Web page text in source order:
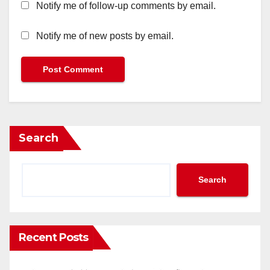
Notify me of follow-up comments by email.
Notify me of new posts by email.
Search
Search
Recent Posts